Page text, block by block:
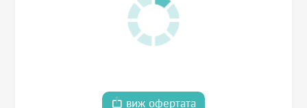
виж офертата